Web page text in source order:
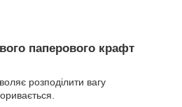
паперового крафт
розподілити вагу